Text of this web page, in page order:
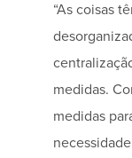
“As coisas
medidas.
medidas